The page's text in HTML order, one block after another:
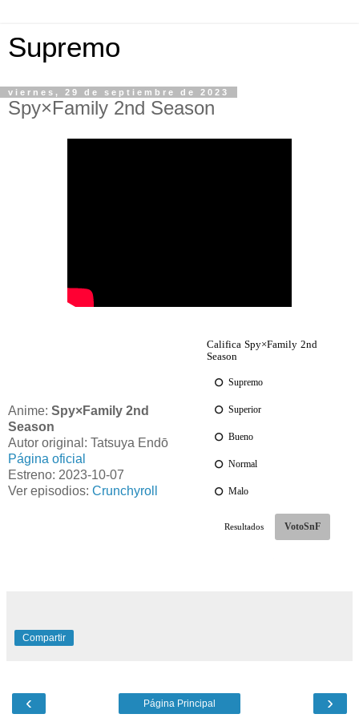
Supremo
viernes, 29 de septiembre de 2023
Spy×Family 2nd Season
Anime: Spy×Family 2nd
Season
Autor original: Tatsuya Endō
Página oficial
Estreno: 2023-10-07
Ver episodios: Crunchyroll
Compartir
‹ ›
Página Principal